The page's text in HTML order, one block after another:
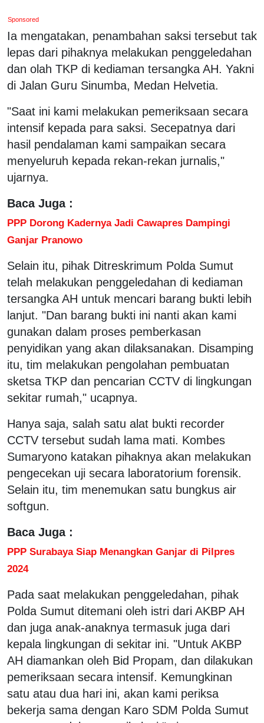
Sponsored
Ia mengatakan, penambahan saksi tersebut tak
lepas dari pihaknya melakukan penggeledahan
dan olah TKP di kediaman tersangka AH. Yakni
di Jalan Guru Sinumba, Medan Helvetia.
"Saat ini kami melakukan pemeriksaan secara
intensif kepada para saksi. Secepatnya dari
hasil pendalaman kami sampaikan secara
menyeluruh kepada rekan-rekan jurnalis,"
ujarnya.
Baca Juga :
PPP Dorong Kadernya Jadi Cawapres Dampingi
Ganjar Pranowo
Selain itu, pihak Ditreskrimum Polda Sumut
telah melakukan penggeledahan di kediaman
tersangka AH untuk mencari barang bukti lebih
lanjut. "Dan barang bukti ini nanti akan kami
gunakan dalam proses pemberkasan
penyidikan yang akan dilaksanakan. Disamping
itu, tim melakukan pengolahan pembuatan
sketsa TKP dan pencarian CCTV di lingkungan
sekitar rumah," ucapnya.
Hanya saja, salah satu alat bukti recorder
CCTV tersebut sudah lama mati. Kombes
Sumaryono katakan pihaknya akan melakukan
pengecekan uji secara laboratorium forensik.
Selain itu, tim menemukan satu bungkus air
softgun.
Baca Juga :
PPP Surabaya Siap Menangkan Ganjar di Pilpres
2024
Pada saat melakukan penggeledahan, pihak
Polda Sumut ditemani oleh istri dari AKBP AH
dan juga anak-anaknya termasuk juga dari
kepala lingkungan di sekitar ini. "Untuk AKBP
AH diamankan oleh Bid Propam, dan dilakukan
pemeriksaan secara intensif. Kemungkinan
satu atau dua hari ini, akan kami periksa
bekerja sama dengan Karo SDM Polda Sumut